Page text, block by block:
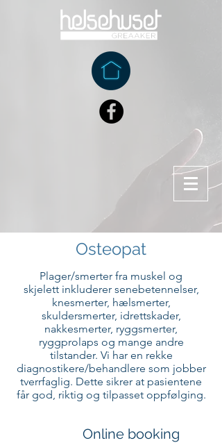
Osteopat
Plager/smerter fra muskel og
skjelett inkluderer senebetennelser,
knesmerter, hælsmerter,
skuldersmerter, idrettskader,
nakkesmerter, ryggsmerter,
ryggprolaps og mange andre
tilstander. Vi har en rekke
diagnostikere/behandlere som jobber
tverrfaglig. Dette sikrer at pasientene
får god, riktig og tilpasset oppfølging.
Online booking